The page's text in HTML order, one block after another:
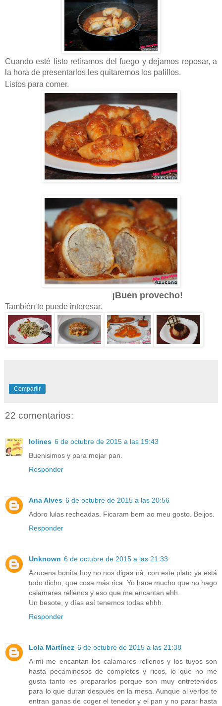
Cuando esté listo retiramos del fuego y dejamos reposar, a
la hora de presentarlos les quitaremos los palillos.
Listos para comer.
¡Buen provecho!
También te puede interesar.
Compartir
22 comentarios:
lolines 6 de octubre de 2015 a las 19:43
Buenisimos y para mojar pan.
Responder
Ana Alves 6 de octubre de 2015 a las 20:56
Adoro lulas recheadas. Ficaram bem ao meu gosto. Beijos.
Responder
Unknown 6 de octubre de 2015 a las 21:33
Azucena bonita hoy no nos digas nà, con este plato ya está
todo dicho, que cosa más rica. Yo hace mucho que no hago
calamares rellenos y eso que me encantan ehh.
Un besote, y días así tenemos todas ehhh.
Responder
Lola Martínez 6 de octubre de 2015 a las 21:38
A mi me encantan los calamares rellenos y los tuyos son
hasta pecaminosos de completos y ricos, lo que no me
gusta tanto es prepararlos porque son muy entretenidos
para lo que duran después en la mesa. Aunque al verlos te
entran ganas de coger el tenedor y el pan y no parar hasta